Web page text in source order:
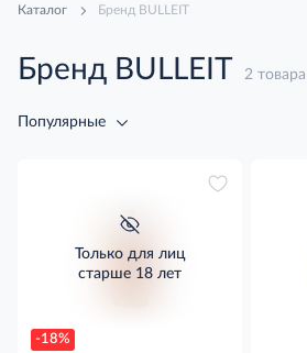
Каталог Бренд BULLEIT
Бренд BULLEIT 2 товара
Популярные
-18%
Только для лиц
старше 18 лет